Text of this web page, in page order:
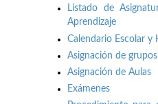
Listado de
Aprendizaje
Calendario Escolar y
Asignación de
Asignación de Aulas
Exámenes